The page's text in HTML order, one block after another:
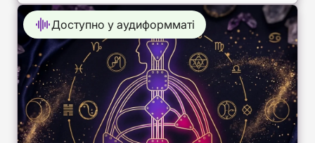
Доступно у аудиформматі